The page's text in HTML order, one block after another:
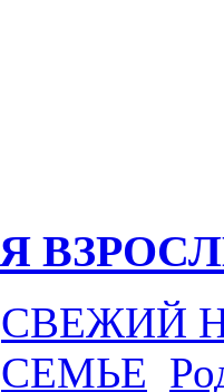
СВЕЖИЙ
СЕМЬЕ